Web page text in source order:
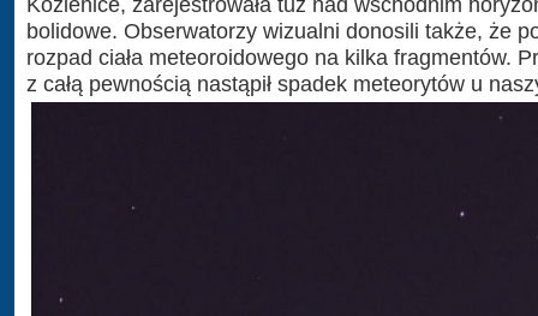
bolidowe. Obserwatorzy wizualni donosili także, że
rozpad ciała meteoroidowego na kilka fragmentów.
z całą pewnością nastąpił spadek meteorytów u